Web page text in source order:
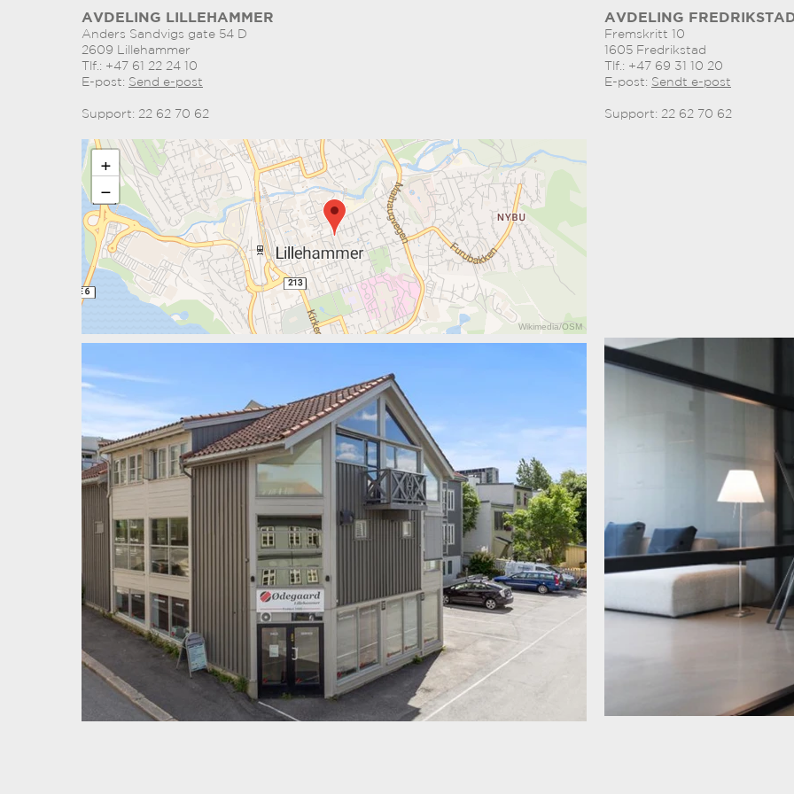
AVDELING LILLEHAMMER
Anders Sandvigs gate 54 D
2609 Lillehammer
Tlf.: +47 61 22 24 10
E-post: Send e-post
Support: 22 62 70 62
+
−
Wikimedia/OSM
AVDELING
Fremskritt 10
1605 Fredrikstad
Tlf.: +47 69 31 10 20
E-post: Sendt e-post
Support: 22 62 70 62